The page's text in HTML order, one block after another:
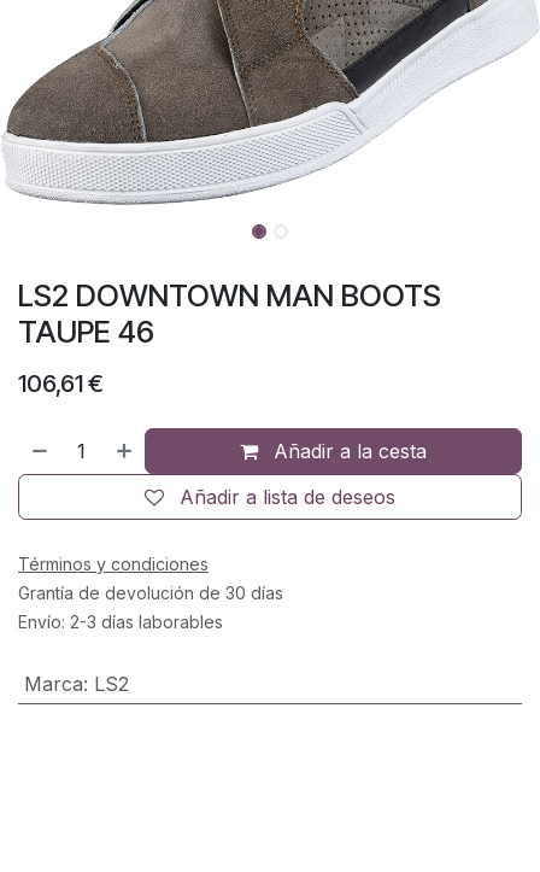
LS2 DOWNTOWN MAN BOOTS
TAUPE 46
106,61€
Añadir a la cesta
Añadir a lista de deseos
Términos y condiciones
Grantía de devolución de 30 días
Envío: 2-3 días laborables
Marca: LS2